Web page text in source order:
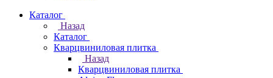
Каталог
Назад
Каталог
Кварцвиниловая плитка
Назад
Кварцвиниловая плитка